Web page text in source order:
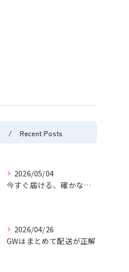
Recent Posts
2026/05/04
今すぐ届ける、確かな安心
2026/04/26
GWはまとめて配送が正解